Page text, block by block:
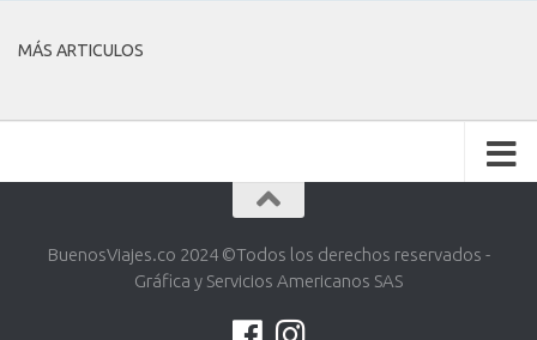
MÁS ARTICULOS
BuenosViajes.co 2024 ©️Todos los derechos reservados -
Gráfica y Servicios Americanos SAS